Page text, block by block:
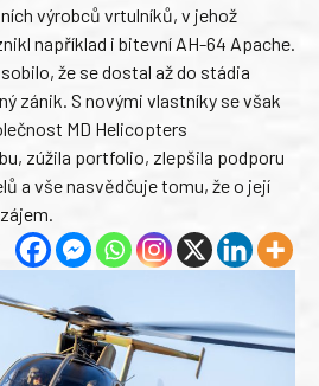
výrobců vrtulníků, v jehož
například i bitevní AH-64 Apache.
že se dostal až do stádia
zánik. S novými vlastníky se však
MD Helicopters
zúžila portfolio, zlepšila podporu
a vše nasvědčuje tomu, že o její